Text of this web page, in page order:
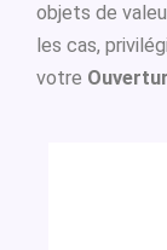
objets de
les cas,
votre